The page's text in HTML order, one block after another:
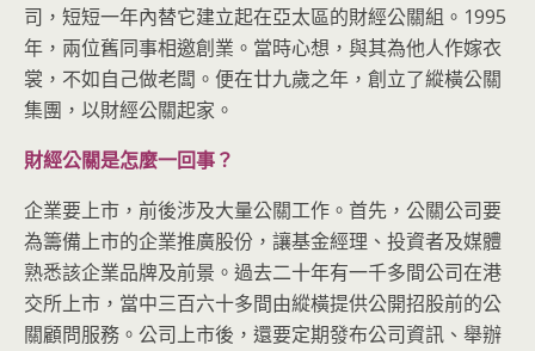
司，短短一年內替它建立起在亞太區的財經公關組。1995
年，兩位舊同事相邀創業。當時心想，與其為他人作嫁衣
裳，不如自己做老闆。便在廿九歲之年，創立了縱橫公關
集團，以財經公關起家。
財經公關是怎麼一回事？
企業要上市，前後涉及大量公關工作。首先，公關公司要
為籌備上市的企業推廣股份，讓基金經理、投資者及媒體
熟悉該企業品牌及前景。過去二十年有一千多間公司在港
交所上市，當中三百六十多間由縱橫提供公開招股前的公
關顧問服務。公司上市後，還要定期發布公司資訊、舉辦